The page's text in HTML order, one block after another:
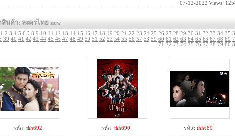
07-12-2022 Views:
นค้า: ละครไทย new
1 2 3 4 5 6 7 8 9 10 11 12 13 14 15 16 17 18 19 20 21 22 23 24 25 26 27 28 29 30 31 32 33 34 35
39 40 41 42 43 44 45 46 47 48 49 50 51 52 53 54 55 56 57 58 59 60 61 62 63 64 65 66 67 68 69
71 72 73 74 75 76 77 78 79 80
รหัส: thh692 รหัส: thh690 รหัส: thh689